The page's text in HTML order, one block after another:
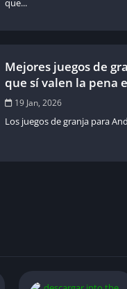
que...
Mejores juegos de
que sí valen la pena
19 Jan, 2026
Los juegos de granja para